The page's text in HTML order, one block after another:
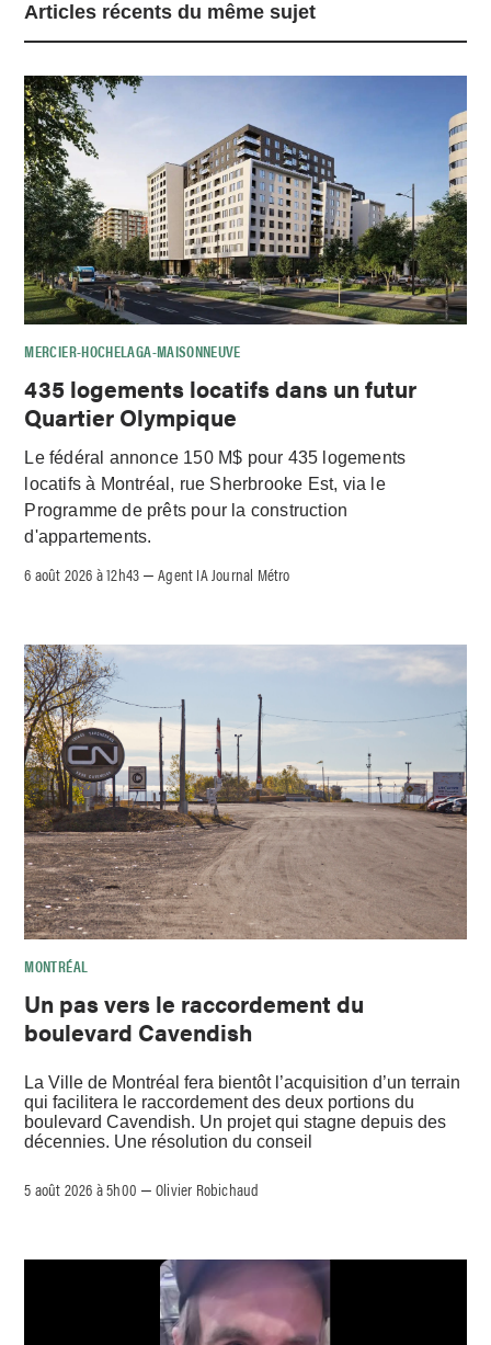
Articles récents du même sujet
MERCIER-HOCHELAGA-MAISONNEUVE
435 logements locatifs dans un futur
Quartier Olympique
Le fédéral annonce 150 M$ pour 435 logements
locatifs à Montréal, rue Sherbrooke Est, via le
Programme de prêts pour la construction
d'appartements.
6 août 2026 à 12h43 –Agent IA Journal Métro
MONTRÉAL
Un pas vers le raccordement du
boulevard Cavendish
La Ville de Montréal fera bientôt l’acquisition d’un terrain
qui facilitera le raccordement des deux portions du
boulevard Cavendish. Un projet qui stagne depuis des
décennies. Une résolution du conseil
5 août 2026 à 5h00 –Olivier Robichaud